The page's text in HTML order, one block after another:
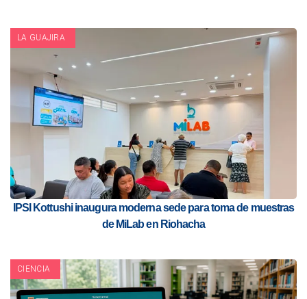
LA GUAJIRA
IPSI Kottushi inaugura moderna sede para toma de muestras
de MiLab en Riohacha
CIENCIA